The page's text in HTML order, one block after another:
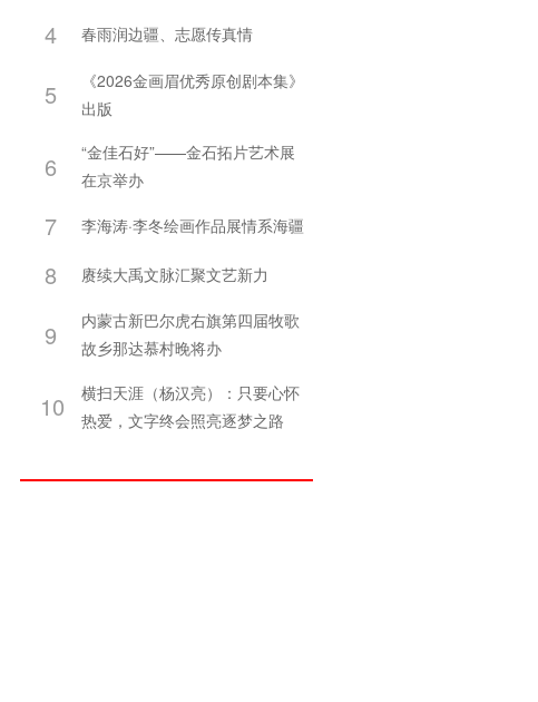
4 春雨润边疆、志愿传真情
5
《2026金画眉优秀原创剧本集》
出版
6
“金佳石好”——金石拓片艺术展
在京举办
7 李海涛·李冬绘画作品展情系海疆
8 赓续大禹文脉汇聚文艺新力
9
内蒙古新巴尔虎右旗第四届牧歌
故乡那达慕村晚将办
10
横扫天涯（杨汉亮）：只要心怀
热爱，文字终会照亮逐梦之路